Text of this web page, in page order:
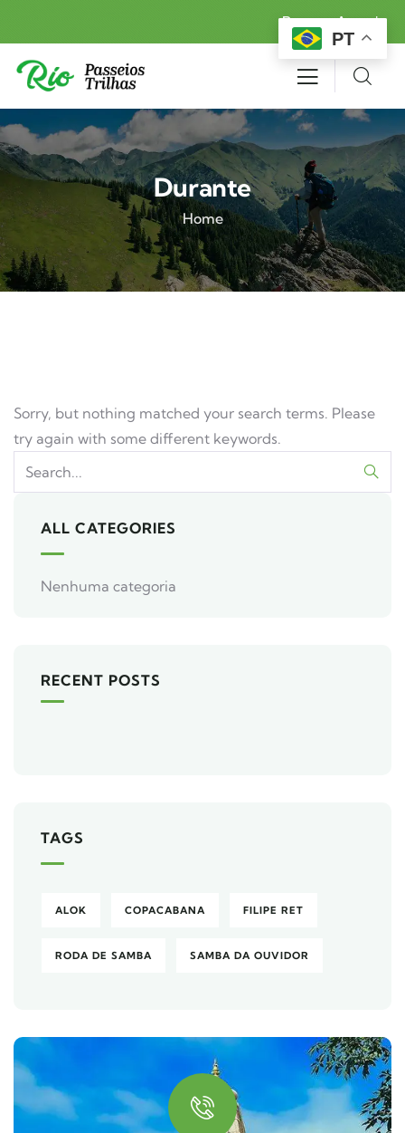
Reserva Agora!
Durante
Home
Sorry, but nothing matched your search terms. Please
try again with some different keywords.
ALL CATEGORIES
Nenhuma categoria
RECENT POSTS
TAGS
ALOK COPACABANA FILIPE RET
RODA DE SAMBA SAMBA DA OUVIDOR
PT